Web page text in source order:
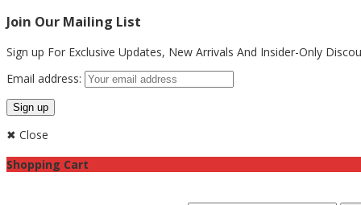
Join Our Mailing List
Sign up For Exclusive Updates, New Arrivals And Insider-Only
Email address:
✖ Close
Shopping Cart